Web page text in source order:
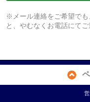
※メール連絡をご希望で
と、やむなくお電話にて